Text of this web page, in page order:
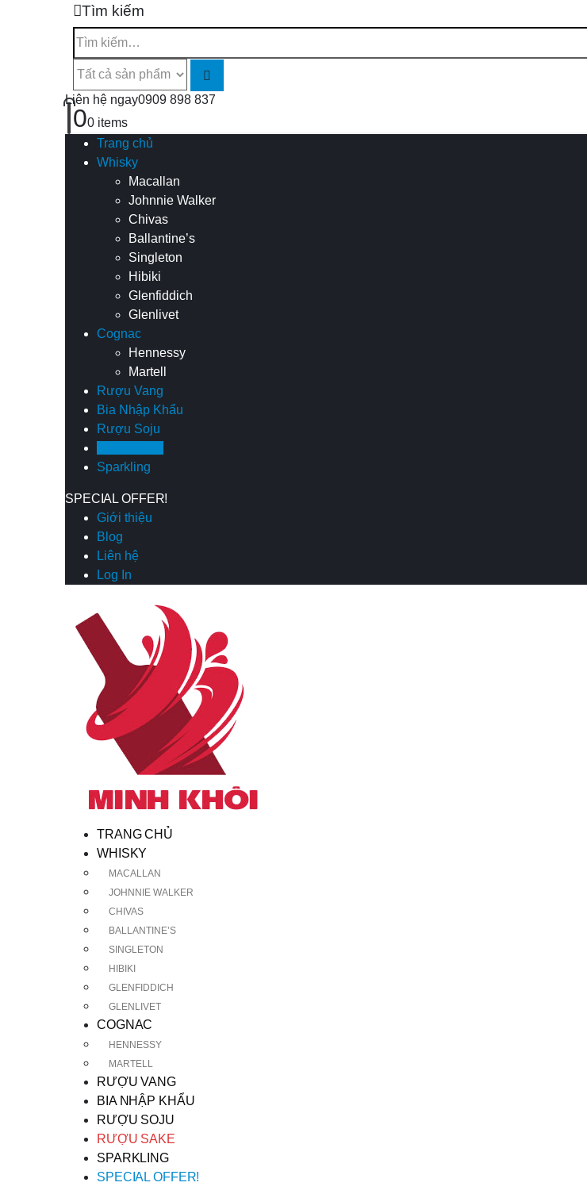
Tìm kiếm
Liên hệ ngay0909 898 837
00 items
Trang chủ
Whisky
Macallan
Johnnie Walker
Chivas
Ballantine’s
Singleton
Hibiki
Glenfiddich
Glenlivet
Cognac
Hennessy
Martell
Rượu Vang
Bia Nhập Khẩu
Rượu Soju
Sparkling
SPECIAL OFFER!
Giới thiệu
Blog
Liên hệ
Log In
TRANG CHỦ
WHISKY
MACALLAN
JOHNNIE WALKER
CHIVAS
BALLANTINE’S
SINGLETON
HIBIKI
GLENFIDDICH
GLENLIVET
COGNAC
HENNESSY
MARTELL
RƯỢU VANG
BIA NHẬP KHẨU
RƯỢU SOJU
RƯỢU SAKE
SPARKLING
SPECIAL OFFER!